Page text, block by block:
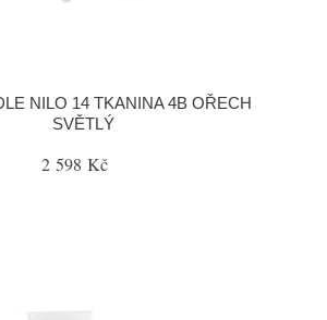
NILO 14 TKANINA 4B OŘECH
SVĚTLÝ
2 598 Kč